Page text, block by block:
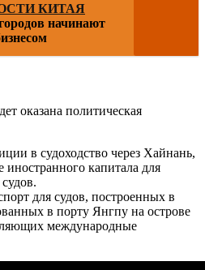
КИТАЯ
начинают
оказана политическая
в судоходство через Хайнань,
иностранного капитала для
для судов, построенных в
в порту Янгпу на острове
международные